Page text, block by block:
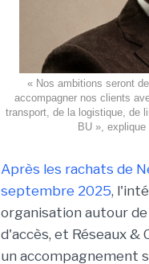
« Nos ambitions seront
accompagner nos clients
transport, de la logistique, de
BU »,
Après les rachats de
septembre 2025,
organisation autour
d'accès, et Réseaux
un accompagnement